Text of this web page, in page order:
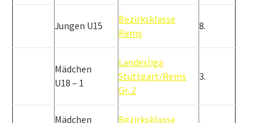
Jungen U15
Bezirksklasse
Rems
8.
Mädchen
U18 – 1
Landesliga
Stuttgart/Rems
Gr. 2
3.
Mädchen
Bezirksklasse